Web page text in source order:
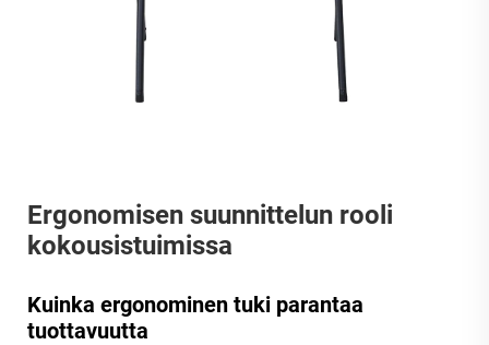
Ergonomisen suunnittelun rooli
kokousistuimissa
Kuinka ergonominen tuki parantaa
tuottavuutta